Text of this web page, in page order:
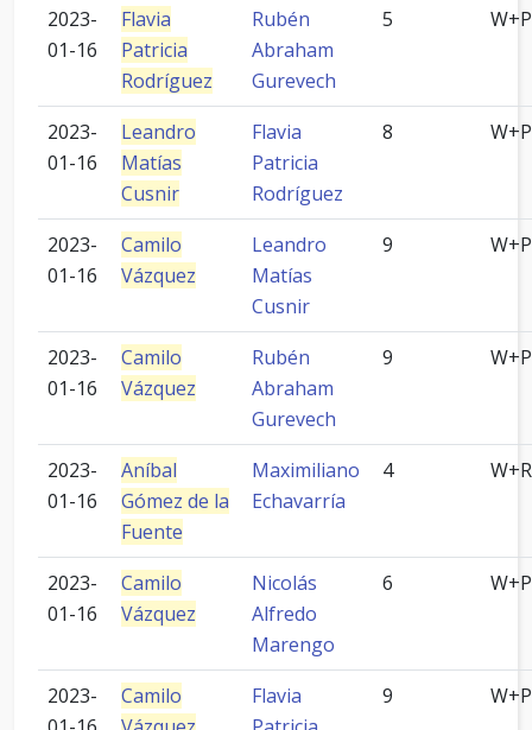
2023-
01-16
Flavia
Patricia
Rodríguez
Rubén
Abraham
Gurevech
5 W+P
2023-
01-16
Leandro
Matías
Cusnir
Flavia
Patricia
Rodríguez
8 W+P
2023-
01-16
Camilo
Vázquez
Leandro
Matías
Cusnir
9 W+P
2023-
01-16
Camilo
Vázquez
Rubén
Abraham
Gurevech
9 W+P
2023-
01-16
Aníbal
Gómez de la
Fuente
Maximiliano
Echavarría
4 W+R
2023-
01-16
Camilo
Vázquez
Nicolás
Alfredo
Marengo
6 W+P
2023-
Camilo
Flavia
9 W+P